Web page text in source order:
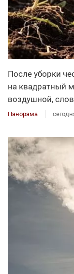
После уборки
на квадратный
воздушной,
Панорама